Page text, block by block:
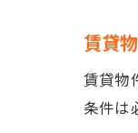
賃貸
賃貸物
条件は